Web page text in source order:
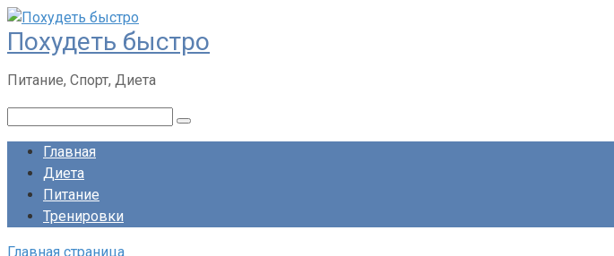
Перейти
к
контенту
Похудеть быстро
Питание, Спорт, Диета
Главная
Диета
Питание
Тренировки
Главная страница